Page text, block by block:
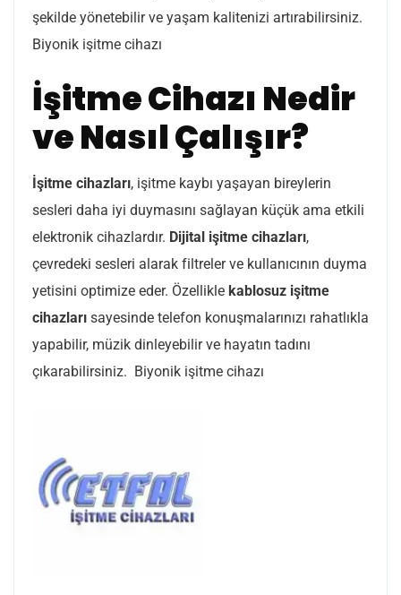
şekilde yönetebilir ve yaşam kalitenizi artırabilirsiniz.
Biyonik işitme cihazı
İşitme Cihazı Nedir
ve Nasıl Çalışır?
İşitme cihazları, işitme kaybı yaşayan bireylerin
sesleri daha iyi duymasını sağlayan küçük ama etkili
elektronik cihazlardır. Dijital işitme cihazları,
çevredeki sesleri alarak filtreler ve kullanıcının duyma
yetisini optimize eder. Özellikle kablosuz işitme
cihazları sayesinde telefon konuşmalarınızı rahatlıkla
yapabilir, müzik dinleyebilir ve hayatın tadını
çıkarabilirsiniz. Biyonik işitme cihazı